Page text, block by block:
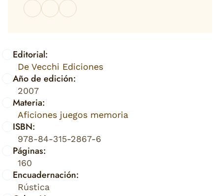
Editorial:
De Vecchi Ediciones
Año de edición:
2007
Materia:
Aficiones juegos memoria
ISBN:
978-84-315-2867-6
Páginas:
160
Encuadernación:
Rústica